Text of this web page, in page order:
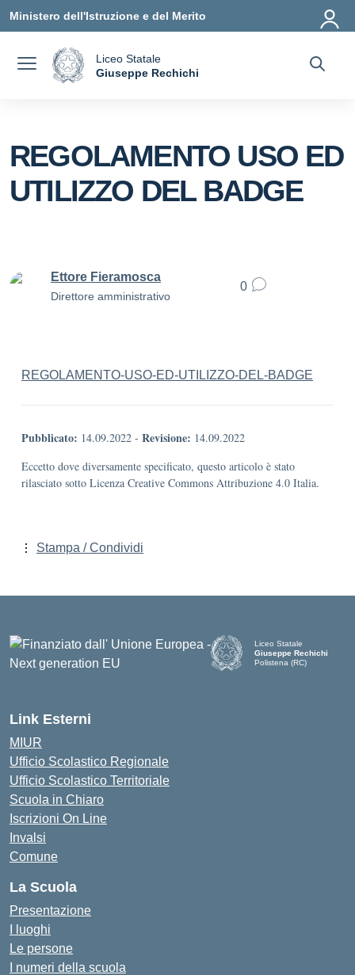
Ministero dell'Istruzione e del Merito
Liceo Statale
Giuseppe Rechichi
REGOLAMENTO USO ED
UTILIZZO DEL BADGE
Ettore Fieramosca
Direttore amministrativo
0
REGOLAMENTO-USO-ED-UTILIZZO-DEL-BADGE
Pubblicato: 14.09.2022 - Revisione: 14.09.2022
Eccetto dove diversamente specificato, questo articolo è stato
rilasciato sotto Licenza Creative Commons Attribuzione 4.0 Italia.
Stampa / Condividi
Liceo Statale
Giuseppe Rechichi
Polistena (RC)
Link Esterni
MIUR
Ufficio Scolastico Regionale
Ufficio Scolastico Territoriale
Scuola in Chiaro
Iscrizioni On Line
Invalsi
Comune
La Scuola
Presentazione
I luoghi
Le persone
I numeri della scuola